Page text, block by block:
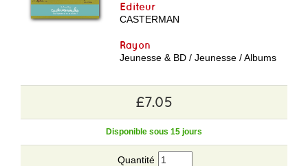
Editeur
CASTERMAN
Rayon
Jeunesse & BD / Jeunesse / Albums
£7.05
Disponible sous 15 jours
Quantité